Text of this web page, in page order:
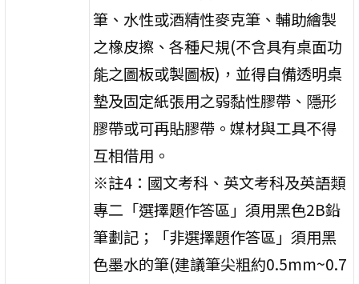
筆、水性或酒精性麥克筆、輔助繪製
之橡皮擦、各種尺規(不含具有桌面功
能之圖板或製圖板)，並得自備透明桌
墊及固定紙張用之弱黏性膠帶、隱形
膠帶或可再貼膠帶。媒材與工具不得
互相借用。
※註4：國文考科、英文考科及英語類
專二「選擇題作答區」須用黑色2B鉛
筆劃記；「非選擇題作答區」須用黑
色墨水的筆(建議筆尖粗約0.5mm~0.7